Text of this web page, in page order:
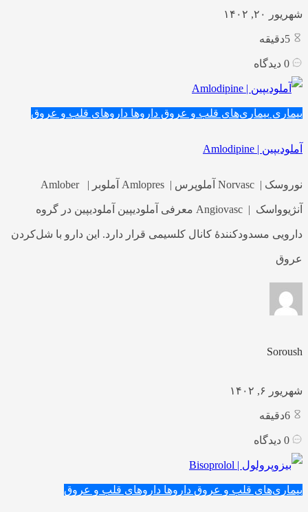
شهریور ۲۰, ۱۴۰۲
دقیقه
دیدگاه
بیماری بیماری‌های قلب و عروق داروها داروهای قلب و عروق
آملودیپین | Amlodipine
نوروسک | Norvasc آملوپرس | Amlopres آملوبر | Amlober
آنژیوواسک | Angiovasc معرفی آملودیپین آملودیپین در گروه
دارویی مسدودکنندهٔ کانال کلسیمی قرار دارد. این دارو با شل‌کردن
عروق
Soroush
شهریور ۶, ۱۴۰۲
دقیقه
دیدگاه
بیماری‌های قلب و عروق داروها داروهای قلب و عروق